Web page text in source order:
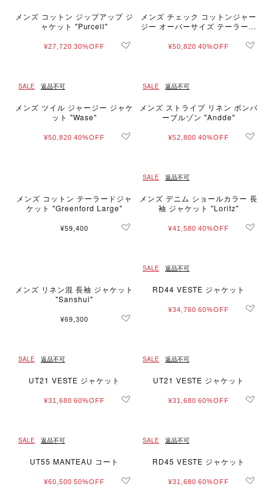
メンズ コットン ジップアップ ジ
ャケット "Purcell"
¥27,720 30%OFF
メンズ チェック コットンジャー
ジー オーバーサイズ テーラード
¥50,820 40%OFF
SALE 返品不可
メンズ ツイル ジャージー ジャケ
ット "Wase"
¥50,820 40%OFF
SALE 返品不可
メンズ ストライプ リネン ボンバ
ーブルゾン "Andde"
¥52,800 40%OFF
メンズ コットン テーラードジャ
ケット "Greenford Large"
¥59,400
SALE 返品不可
メンズ デニム ショールカラー 長
袖 ジャケット "Loritz"
¥41,580 40%OFF
メンズ リネン混 長袖 ジャケット
"Sanshui"
¥69,300
SALE 返品不可
RD44 VESTE ジャケット
¥34,760 60%OFF
SALE 返品不可
UT21 VESTE ジャケット
¥31,680 60%OFF
SALE 返品不可
UT21 VESTE ジャケット
¥31,680 60%OFF
SALE 返品不可
UT55 MANTEAU コート
¥60,500 50%OFF
SALE 返品不可
RD45 VESTE ジャケット
¥31,680 60%OFF